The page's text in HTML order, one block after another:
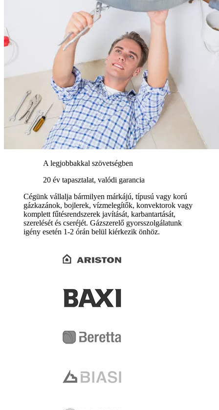
A legjobbakkal szövetségben
20 év tapasztalat, valódi garancia
Cégünk vállalja bármilyen márkájú, típusú vagy korú
gázkazánok, bojlerek, vízmelegítők, konvektorok vagy
komplett fűtésrendszerek javítását, karbantartását,
szerelését és cseréjét. Gázszerelő gyorsszolgálatunk
igény esetén 1-2 órán belül kiérkezik önhöz.